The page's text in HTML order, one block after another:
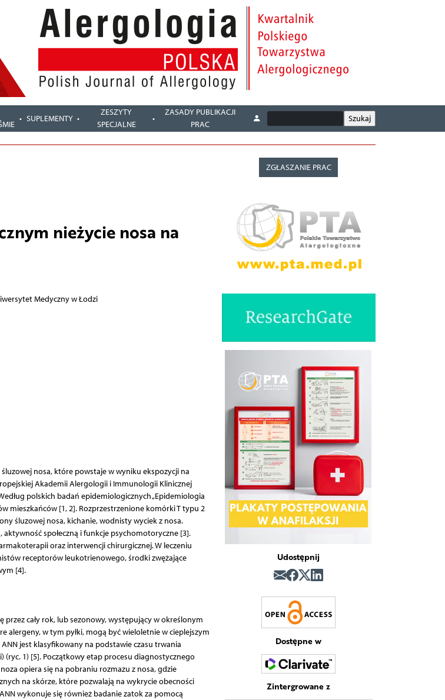
SUPLEMENTY
ZESZYTY
SPECJALNE
ZASADY PUBLIKACJI
PRAC
nieżycie nosa na
Medyczny w Łodzi
nosa, które powstaje w wyniku ekspozycji na
Akademii Alergologii i Immunologii Klinicznej
polskich badań epidemiologicznych „Epidemiologia
mieszkańców [1, 2]. Rozprzestrzenione komórki T typu 2
śluzowej nosa, kichanie, wodnisty wyciek z nosa.
aktywność społeczną i funkcje psychomotoryczne [3].
oraz interwencji chirurgicznej. W leczeniu
receptorów leukotrienowego, środki zwężające
[4].
cały rok, lub sezonowy, występujący w określonym
alergeny, w tym pyłki, mogą być wieloletnie w cieplejszym
jest klasyfikowany na podstawie czasu trwania
(ryc. 1) [5]. Początkowy etap procesu diagnostycznego
opiera się na pobraniu rozmazu z nosa, gdzie
na skórze, które pozwalają na wykrycie obecności
wykonuje się również badanie zatok za pomocą
ZGŁASZANIE PRAC
Udostępnij
Dostępne w
Zintergrowane z